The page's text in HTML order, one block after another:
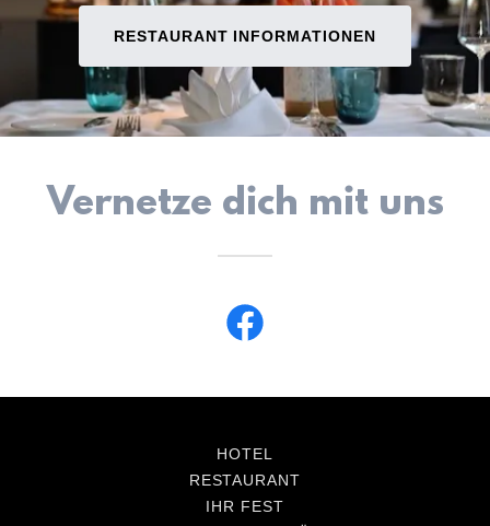
RESTAURANT INFORMATIONEN
Vernetze dich mit uns
HOTEL
RESTAURANT
IHR FEST